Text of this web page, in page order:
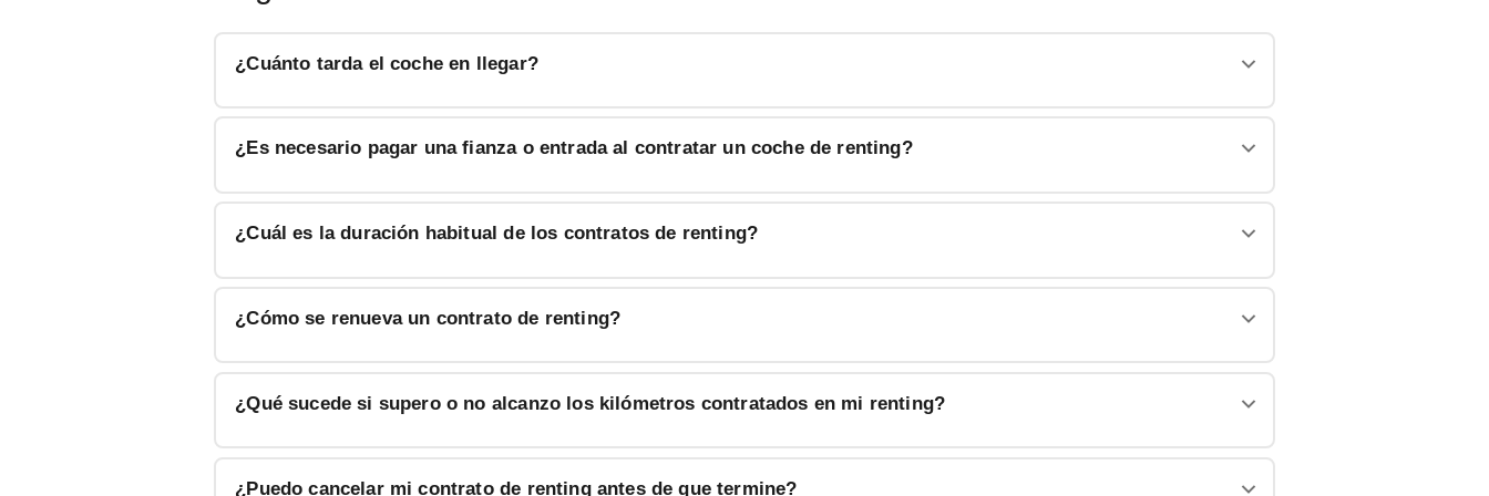
¿Cuánto tarda el coche en llegar?
¿Es necesario pagar una fianza o entrada al contratar un coche de renting?
¿Cuál es la duración habitual de los contratos de renting?
¿Cómo se renueva un contrato de renting?
¿Qué sucede si supero o no alcanzo los kilómetros contratados en mi renting?
¿Puedo cancelar mi contrato de renting antes de que termine?